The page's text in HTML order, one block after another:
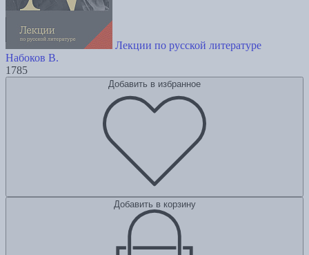
Лекции по русской литературе
Набоков В.
1785
Добавить в избранное
Добавить в корзину